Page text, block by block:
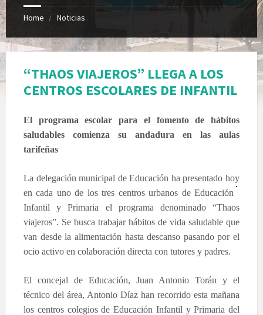
Home Noticias
“THAOS VIAJEROS” LLEGA A LOS
CENTROS ESCOLARES DE INFANTIL
El programa escolar para el fomento de hábitos
saludables comienza su andadura en las aulas
tarifeñas
La delegación municipal de Educación ha presentado hoy
en cada uno de los tres centros urbanos de Educación
Infantil y Primaria el programa denominado “Thaos
viajeros”. Se busca trabajar hábitos de vida saludable que
van desde la alimentación hasta descanso pasando por el
ocio activo en colaboración directa con tutores y padres.
El concejal de Educación, Juan Antonio Torán y el
técnico del área, Antonio Díaz han recorrido esta mañana
los centros colegios de Educación Infantil y Primaria del